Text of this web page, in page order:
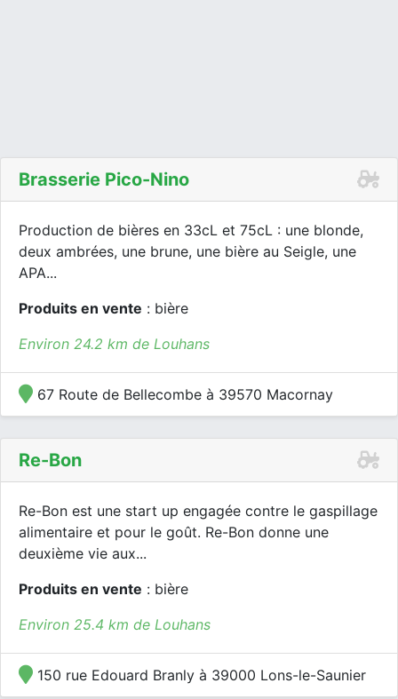
Brasserie Pico-Nino
Production de bières en 33cL et 75cL : une blonde,
deux ambrées, une brune, une bière au Seigle, une
APA...
Produits en vente : bière
Environ 24.2 km de Louhans
67 Route de Bellecombe à 39570 Macornay
Re-Bon
Re-Bon est une start up engagée contre le gaspillage
alimentaire et pour le goût. Re-Bon donne une
deuxième vie aux...
Produits en vente : bière
Environ 25.4 km de Louhans
150 rue Edouard Branly à 39000 Lons-le-Saunier